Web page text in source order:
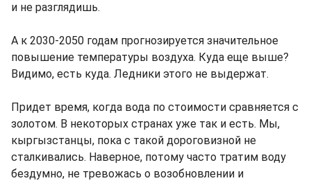
и не разглядишь.
А к 2030-2050 годам прогнозируется значительное
повышение температуры воздуха. Куда еще выше?
Видимо, есть куда. Ледники этого не выдержат.
Придет время, когда вода по стоимости сравняется с
золотом. В некоторых странах уже так и есть. Мы,
кыргызстанцы, пока с такой дороговизной не
сталкивались. Наверное, потому часто тратим воду
бездумно, не тревожась о возобновлении и